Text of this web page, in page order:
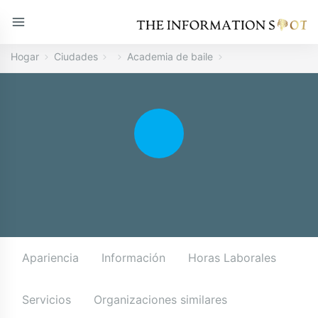
Hogar Ciudades Academia de baile
Apariencia Información Horas Laborales
Servicios Organizaciones similares